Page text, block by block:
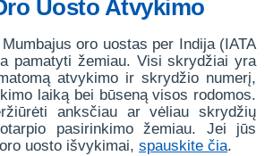
Uosto Atvykimo
oro uostas per Indija (IATA
pamatyti žemiau. Visi skrydžiai yra
atvykimo ir skrydžio numerį,
laiką bei būseną visos rodomos.
anksčiau ar vėliau skrydžių
pasirinkimo žemiau. Jei jūs
uosto išvykimai, spauskite čia.